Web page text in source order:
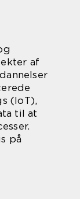
af
(IoT),
til at
på